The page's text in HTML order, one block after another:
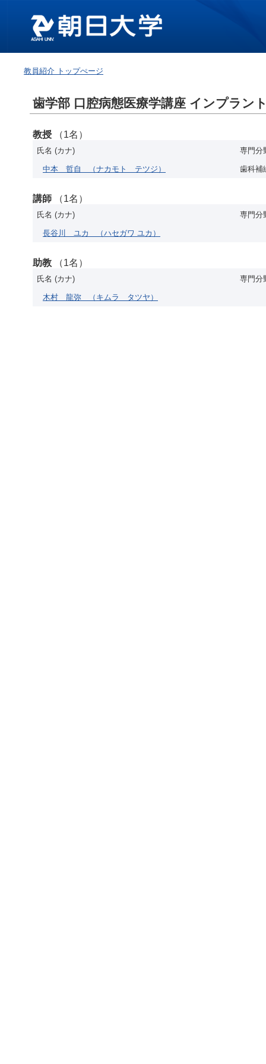
教員紹介 トップぺージ
歯学部 口腔病態医療学講座 インプラン
教授 （1名）
氏名 (カナ) 専門分
中本 哲自 （ナカモト テツジ） 歯科補
講師 （1名）
氏名 (カナ) 専門分
長谷川 ユカ （ハセガワ ユカ）
助教 （1名）
氏名 (カナ) 専門分
木村 龍弥 （キムラ タツヤ）